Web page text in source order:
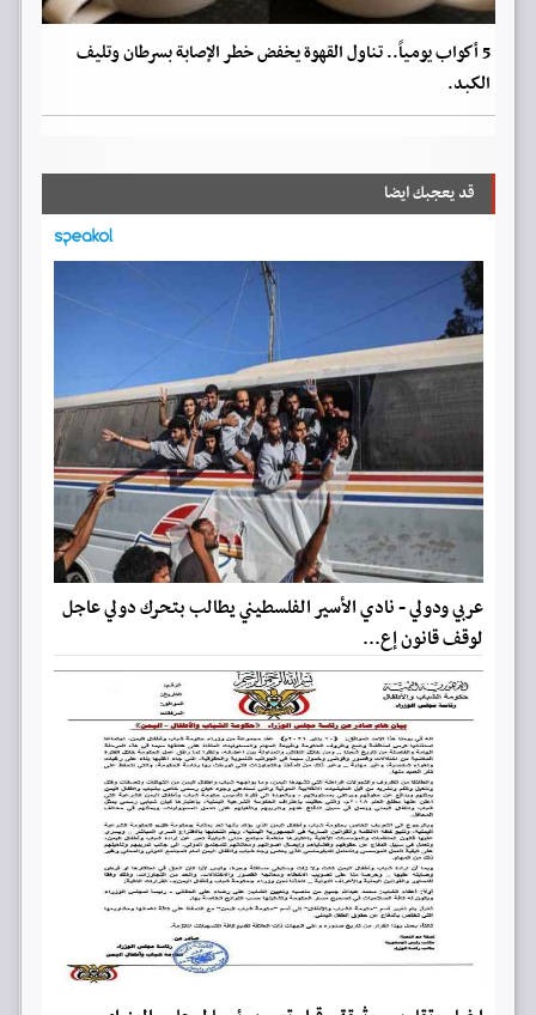
5 أكواب يومياً.. تناول القهوة يخفض خطر الإصابة بسرطان وتليف
الكبد.
قد يعجبك ايضا
عربي ودولي - نادي الأسير الفلسطيني يطالب بتحرك دولي عاجل
لوقف قانون إع...